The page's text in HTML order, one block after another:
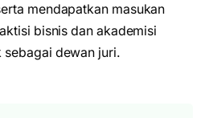
mendapatkan masukan
bisnis dan akademisi
dewan juri.